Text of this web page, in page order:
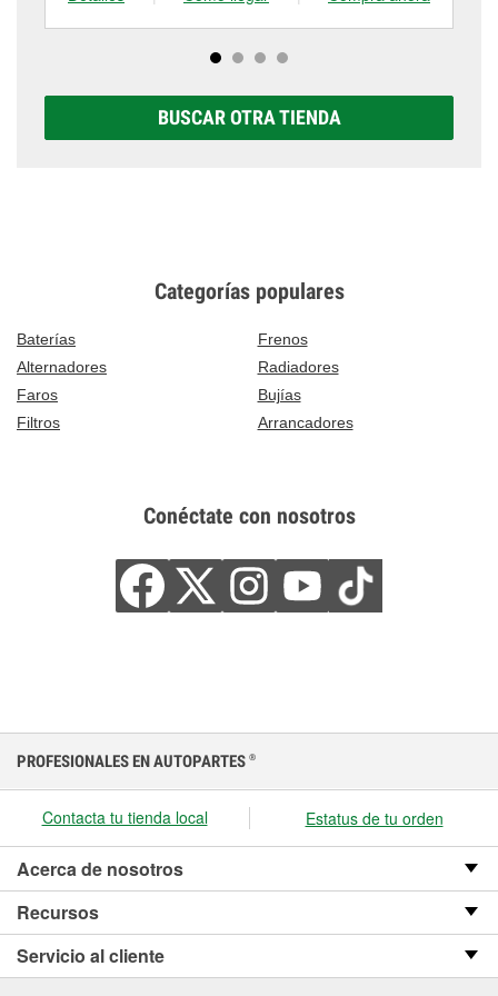
BUSCAR OTRA TIENDA
Categorías populares
Baterías
Frenos
Alternadores
Radiadores
Faros
Bujías
Filtros
Arrancadores
Conéctate con nosotros
PROFESIONALES EN AUTOPARTES ®
Contacta tu tienda local Estatus de tu orden
Acerca de nosotros
Recursos
Servicio al cliente